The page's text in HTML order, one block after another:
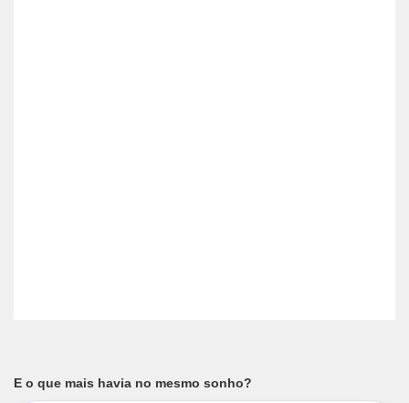
E o que mais havia no mesmo sonho?